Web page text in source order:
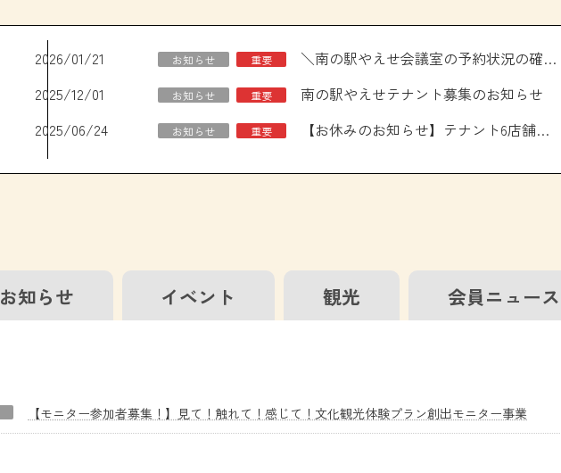
2026/01/21 お知らせ 重要
＼南の駅やえせ会議室の予約状況の確認はこちら！／
2025/12/01
お知らせ 重要
南の駅やえせテナント募集のお知らせ
2025/06/24
お知らせ 重要 【お休みのお知らせ】テナント6店舗、エアコン取り換え工事について
お知らせ イベント 観光 会員ニュース
【モニター参加者募集！】見て！触れて！感じて！文化観光体験プラン創出モニター事業